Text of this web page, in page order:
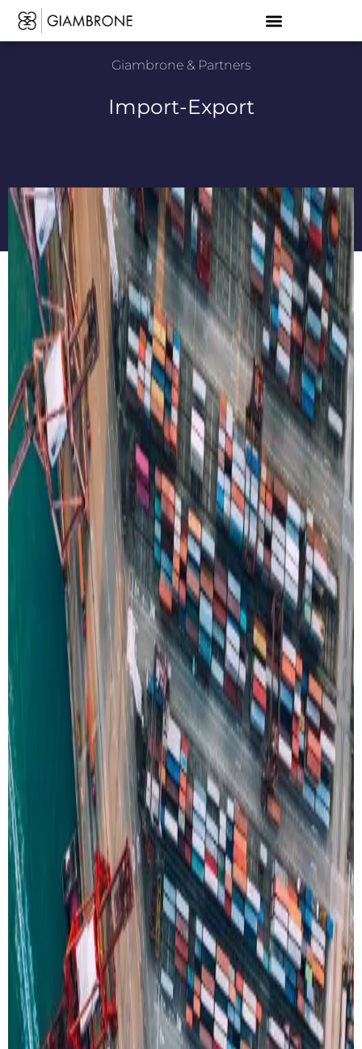
Giambrone & Partners
Import-Export